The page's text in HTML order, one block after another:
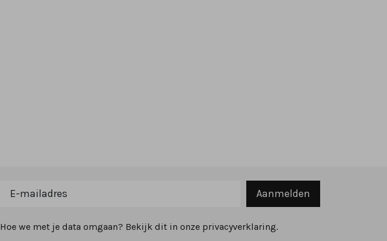
Aanmelden
Hoe we met je data omgaan? Bekijk dit in onze privacyverklaring.